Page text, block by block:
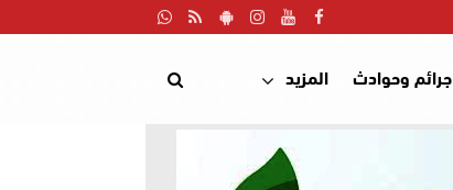
جرائم وحوادث المزيد